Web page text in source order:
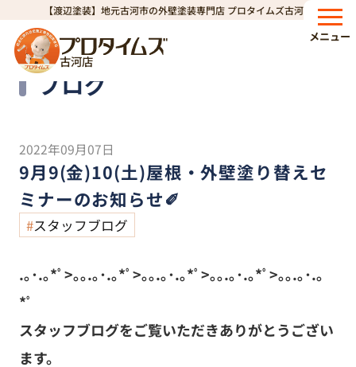
【渡辺塗装】地元古河市の外壁塗装専門店 プロタイムズ古河店
古河店
メニュー
HOME>ブログ> 9月9(金)10(土)屋根・外壁塗り替えセミナーのお知らせ✐
ブログ
Blog
2022年09月07日
9月9(金)10(土)屋根・外壁塗り替えセ
ミナーのお知らせ✐
スタッフブログ
.｡･.｡*ﾟ>｡｡.｡･.｡*ﾟ>｡｡.｡･.｡*ﾟ>｡｡.｡･.｡*ﾟ>｡｡.｡･.｡
*ﾟ
スタッフブログをご覧いただきありがとうござい
ます。